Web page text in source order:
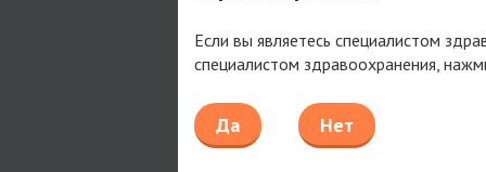
Если вы являетесь специалистом
специалистом здравоохранения,
Да Нет